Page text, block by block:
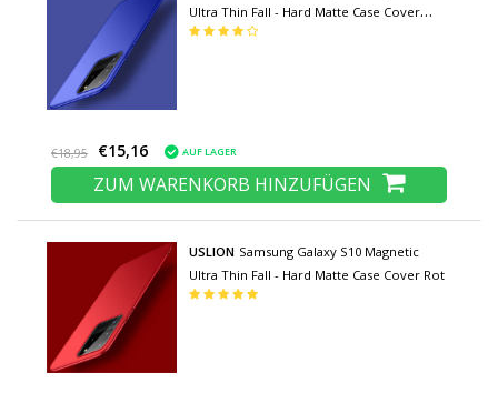
Ultra Thin Fall - Hard Matte Case Cover
Blau
€18,95 €15,16 AUF LAGER
ZUM WARENKORB HINZUFÜGEN
USLION Samsung Galaxy S10 Magnetic
Ultra Thin Fall - Hard Matte Case Cover Rot